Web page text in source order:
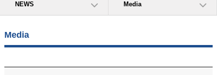
NEWS Media
Media